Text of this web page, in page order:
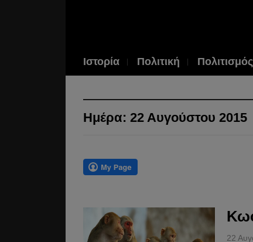
Ιστορία Πολιτική Πολιτισμός
Ημέρα: 22 Αυγούστου 2015
22